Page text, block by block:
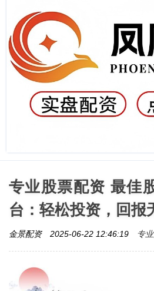
专业股票配资 最佳
台：轻松投资，回报
金景配资 2025-06-22 12:46:19 专